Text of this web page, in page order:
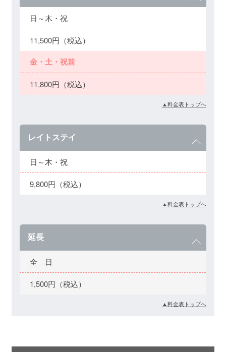
日～木・祝
11,500円（税込）
金・土・祝前
11,800円（税込）
▲料金表トップへ
レイトステイ
日～木・祝
9,800円（税込）
▲料金表トップへ
延長
全 日
1,500円（税込）
▲料金表トップへ